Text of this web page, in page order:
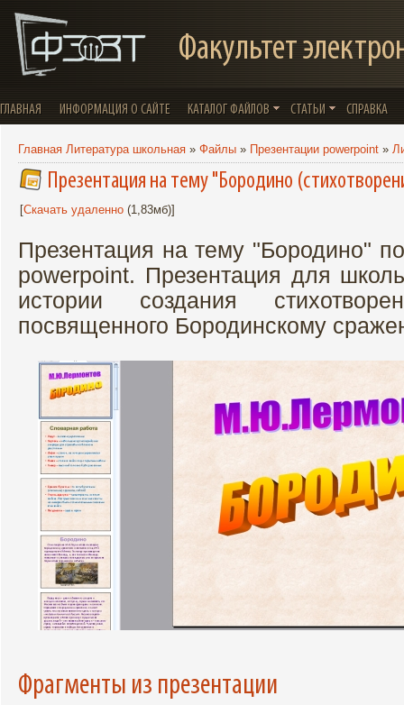
Факультет
ГЛАВНАЯ ИНФОРМАЦИЯ О САЙТЕ КАТАЛОГ ФАЙЛОВ СТАТЬИ СПРАВКА
Главная Литература школьная » Файлы » Презентации powerpoint »
Презентация на тему "Бородино
[Скачать удаленно (1,83мб)]
Презентация на тему "Бородино"
powerpoint. Презентация для
истории создания
посвященного Бородинскому
Фрагменты из презентации